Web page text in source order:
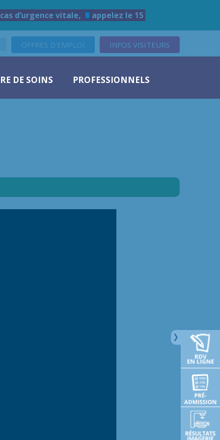
d’urgence vitale, appelez le 15
INFOS VISITEURS
OFFRES D'EMPLOI
DE SOINS PROFESSIONNELS